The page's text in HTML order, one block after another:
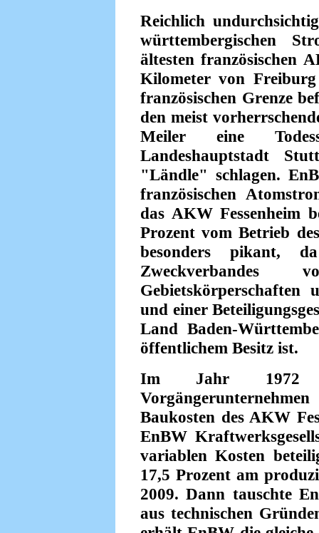
Reichlich
württembergischen
ältesten französischen
Kilometer von
französischen Grenze
den meist
Meiler eine
Landeshauptstadt
"Ländle" schlagen.
französischen
das AKW Fessenheim
Prozent vom Betrieb
besonders pikant,
Zweckverbandes
Gebietskörperschaften
und einer
Land Baden-
öffentlichem Besitz ist.
Im Jahr 1972
Baukosten des AKW
EnBW
variablen Kosten
17,5 Prozent am
2009. Dann tauschte
aus technischen